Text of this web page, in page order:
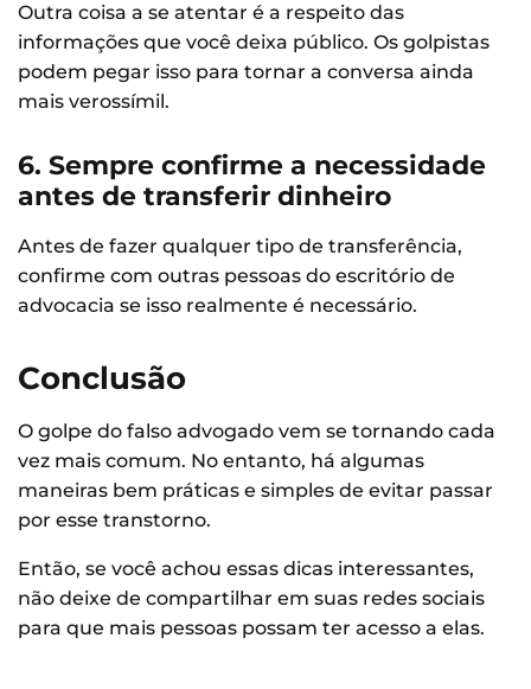
Outra coisa a se atentar é a respeito das
informações que você deixa público. Os golpistas
podem pegar isso para tornar a conversa ainda
mais verossímil.
6. Sempre confirme a necessidade
antes de transferir dinheiro
Antes de fazer qualquer tipo de transferência,
confirme com outras pessoas do escritório de
advocacia se isso realmente é necessário.
Conclusão
O golpe do falso advogado vem se tornando cada
vez mais comum. No entanto, há algumas
maneiras bem práticas e simples de evitar passar
por esse transtorno.
Então, se você achou essas dicas interessantes,
não deixe de compartilhar em suas redes sociais
para que mais pessoas possam ter acesso a elas.